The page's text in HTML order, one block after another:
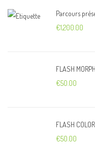
Parcours
€1,200.00
FLASH
€50.00
FLASH
€50.00